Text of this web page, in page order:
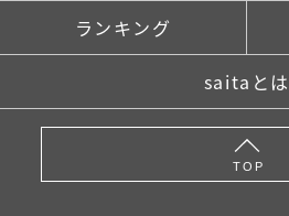
ランキング
saitaとは
TOP